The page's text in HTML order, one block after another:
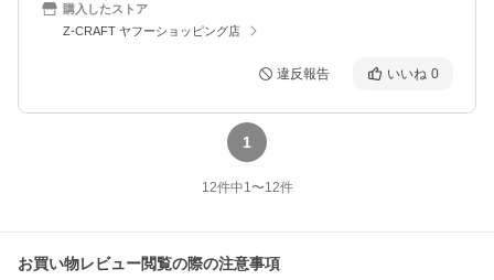
購入したストア
Z-CRAFT ヤフーショッピング店
違反報告 いいね 0
1
12件中1〜12件
お買い物レビュー閲覧の際の注意事項